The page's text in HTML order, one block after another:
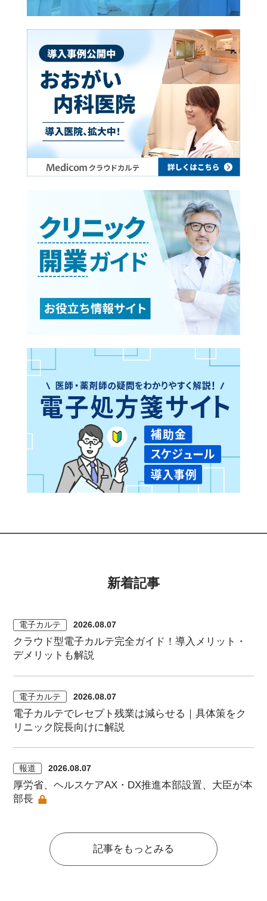
新着記事
電子カルテ 2026.08.07
クラウド型電子カルテ完全ガイド！導入メリット・
デメリットも解説
電子カルテ 2026.08.07
電子カルテでレセプト残業は減らせる｜具体策をク
リニック院長向けに解説
報道 2026.08.07
厚労省、ヘルスケアAX・DX推進本部設置、大臣が本
部長
記事をもっとみる